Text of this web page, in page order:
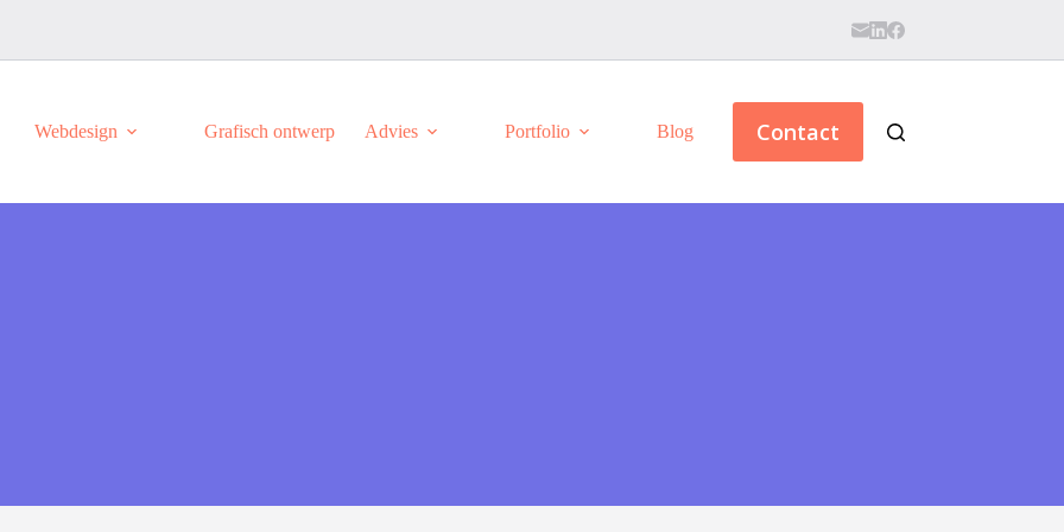
Webdesign Grafisch ontwerp Advies Portfolio Blog Contact